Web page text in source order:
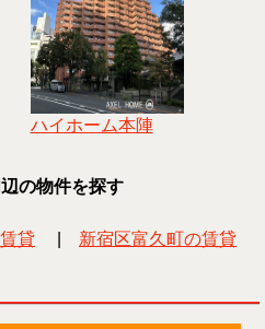
ハイホーム本陣
の物件を探す
貸 新宿区富久町の賃貸